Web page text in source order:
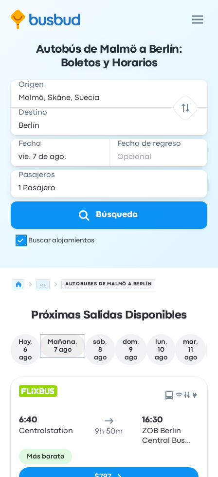
Autobús de Malmö a Berlín:
Boletos y Horarios
Origen
Destino
Fecha Fecha de regreso
Pasajeros
Búsqueda
Buscar alojamientos
... AUTOBUSES DE MALMÖ A BERLÍN
Próximas Salidas Disponibles
Hoy,
6
ago
Mañana,
7 ago
sáb,
8
ago
dom,
9
ago
lun,
10
ago
mar,
11
ago
6:40
Centralstation 9h 50m
16:30
ZOB Berlin
Central Bus
Más barato